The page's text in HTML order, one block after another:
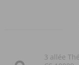
3 allée